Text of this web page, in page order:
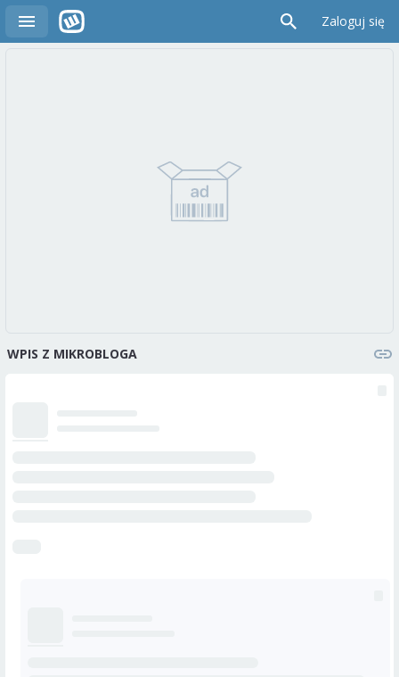
Zaloguj się
WPIS Z MIKROBLOGA